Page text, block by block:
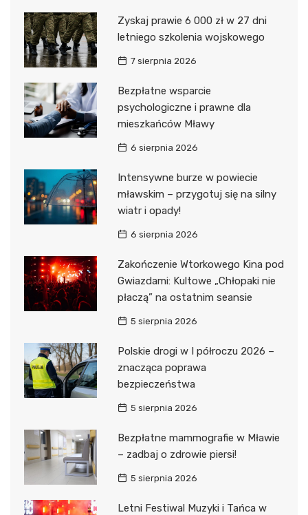
Zyskaj prawie 6 000 zł w 27 dni
letniego szkolenia wojskowego
7 sierpnia 2026
Bezpłatne wsparcie
psychologiczne i prawne dla
mieszkańców Mławy
6 sierpnia 2026
Intensywne burze w powiecie
mławskim – przygotuj się na silny
wiatr i opady!
6 sierpnia 2026
Zakończenie Wtorkowego Kina pod
Gwiazdami: Kultowe „Chłopaki nie
płaczą” na ostatnim seansie
5 sierpnia 2026
Polskie drogi w I półroczu 2026 –
znacząca poprawa
bezpieczeństwa
5 sierpnia 2026
Bezpłatne mammografie w Mławie
– zadbaj o zdrowie piersi!
5 sierpnia 2026
Letni Festiwal Muzyki i Tańca w